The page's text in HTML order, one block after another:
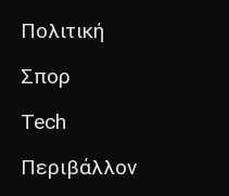
Πολιτική
Σπορ
Tech
Περιβάλλον